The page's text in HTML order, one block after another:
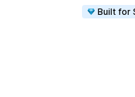
Built for